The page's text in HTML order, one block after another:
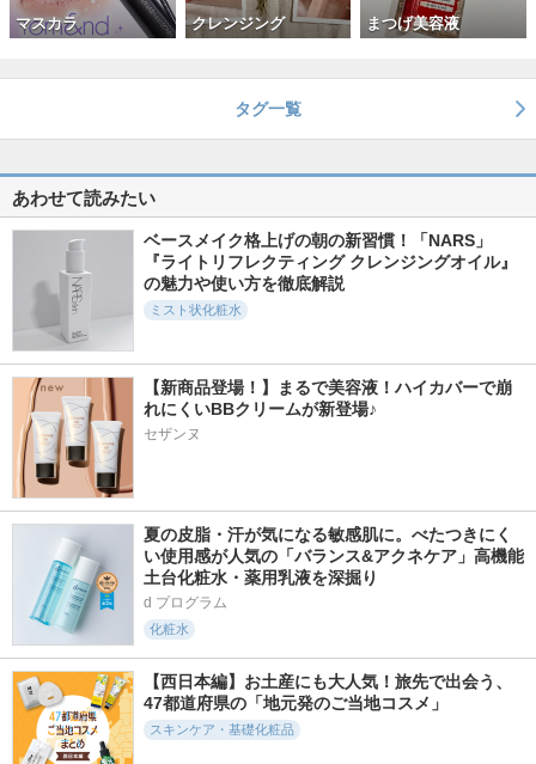
マスカラ クレンジング まつげ美容液
タグ一覧
あわせて読みたい
ベースメイク格上げの朝の新習慣！「NARS」
『ライトリフレクティング クレンジングオイル』
の魅力や使い方を徹底解説
ミスト状化粧水
【新商品登場！】まるで美容液！ハイカバーで崩
れにくいBBクリームが新登場♪
セザンヌ
夏の皮脂・汗が気になる敏感肌に。べたつきにく
い使用感が人気の「バランス&アクネケア」高機能
土台化粧水・薬用乳液を深掘り
d プログラム
化粧水
【西日本編】お土産にも大人気！旅先で出会う、
47都道府県の「地元発のご当地コスメ」
スキンケア・基礎化粧品